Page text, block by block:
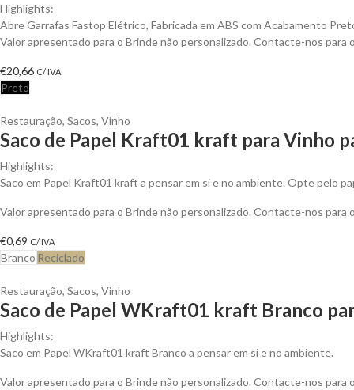
Highlights:
Abre Garrafas Fastop Elétrico, Fabricada em ABS com Acabamento
Valor apresentado para o Brinde não personalizado. Contacte-nos
€20,66 C/ IVA
Preto
Restauração, Sacos, Vinho
Saco de Papel Kraft01 kraft para Vinho
Highlights:
Saco em Papel Kraft01 kraft a pensar em si e no ambiente. Opte pelo
Valor apresentado para o Brinde não personalizado. Contacte-nos
€0,69 C/ IVA
Branco Reciclado
Restauração, Sacos, Vinho
Saco de Papel WKraft01 kraft Branco
Highlights:
Saco em Papel WKraft01 kraft Branco a pensar em si e no ambiente.
Valor apresentado para o Brinde não personalizado. Contacte-nos